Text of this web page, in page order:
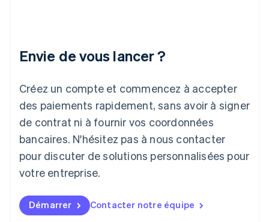
Envie de vous lancer ?
Créez un compte et commencez à accepter
des paiements rapidement, sans avoir à signer
de contrat ni à fournir vos coordonnées
bancaires. N'hésitez pas à nous contacter
pour discuter de solutions personnalisées pour
votre entreprise.
Démarrer Contacter notre équipe
Japon
Lettonie
English
Liechtenstein
DeutschEnglish
Lituanie
Luxembourg
FrançaisDeutschEnglish
English简体中文
Malte